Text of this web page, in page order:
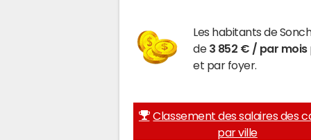
Les habitants de
de 3 852 € / par mois
et par foyer.
Classement des salaires des
par ville